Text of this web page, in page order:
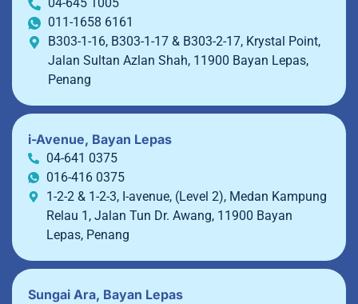
04-645 1005
011-1658 6161
B303-1-16, B303-1-17 & B303-2-17, Krystal Point,
Jalan Sultan Azlan Shah, 11900 Bayan Lepas,
Penang
i-Avenue, Bayan Lepas
04-641 0375
016-416 0375
1-2-2 & 1-2-3, I-avenue, (Level 2), Medan Kampung
Relau 1, Jalan Tun Dr. Awang, 11900 Bayan
Lepas, Penang
Sungai Ara, Bayan Lepas